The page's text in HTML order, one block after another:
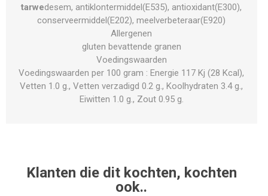
tarwedesem, antiklontermiddel(E535), antioxidant(E300),
conserveermiddel(E202), meelverbeteraar(E920)
Allergenen
gluten bevattende granen
Voedingswaarden
Voedingswaarden per 100 gram : Energie 117 Kj (28 Kcal),
Vetten 1.0 g., Vetten verzadigd 0.2 g., Koolhydraten 3.4 g.,
Eiwitten 1.0 g., Zout 0.95 g.
Klanten die dit kochten, kochten
ook..